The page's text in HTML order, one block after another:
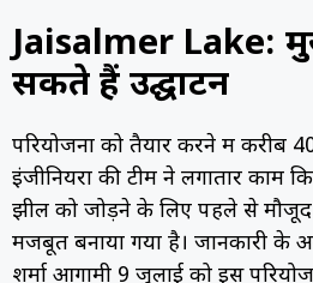
Jaisalmer Lake:
सकते हैं उद्घाटन
परियोजना को तैयार करने में करीब
इंजीनियरों की टीम ने लगातार काम
झील को जोड़ने के लिए पहले से
मजबूत बनाया गया है। जानकारी के
शर्मा आगामी 9 जुलाई को इस